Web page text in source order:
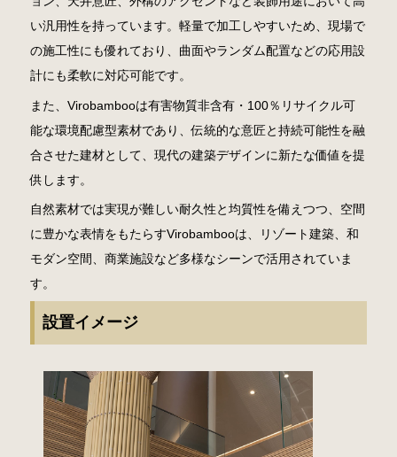
い汎用性を持っています。軽量で加工しやすいため、現場で
の施工性にも優れており、曲面やランダム配置などの応用設
計にも柔軟に対応可能です。
また、Virobambooは有害物質非含有・100％リサイクル可
能な環境配慮型素材であり、伝統的な意匠と持続可能性を融
合させた建材として、現代の建築デザインに新たな価値を提
供します。
自然素材では実現が難しい耐久性と均質性を備えつつ、空間
に豊かな表情をもたらすVirobambooは、リゾート建築、和
モダン空間、商業施設など多様なシーンで活用されていま
す。
設置イメージ